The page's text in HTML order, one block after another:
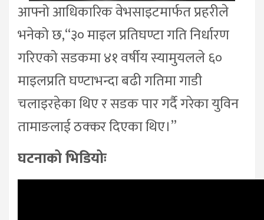
आफ्नो आधिकारिक वेभसाइटमार्फत प्रहरीले
भनेको छ,“३० माइल प्रतिघण्टा गति निर्धारण
गरिएको सडकमा ४१ वर्षीय स्यामुयलले ६०
माइलप्रति घण्टाभन्दा बढी गतिमा गाडी
चलाइरहेका थिए र सडक पार गर्दै गरेका युविन
तामाङलाई ठक्कर दिएका थिए।”
घटनाको भिडियोः